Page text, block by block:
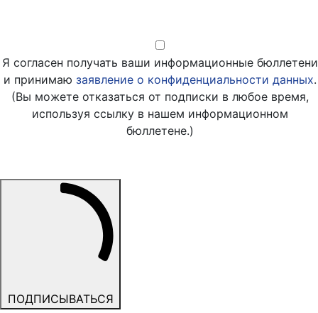
Я согласен получать ваши информационные бюллетени
и принимаю заявление о конфиденциальности данных.
(Вы можете отказаться от подписки в любое время,
используя ссылку в нашем информационном
бюллетене.)
ПОДПИСЫВАТЬСЯ